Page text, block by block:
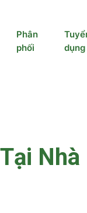
Phân
phối
dụng
Nhà